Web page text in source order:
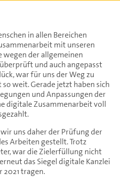
in allen Bereichen
mit unseren
wegen der allgemeinen
und auch angepasst
war für uns der Weg zu
weit. Gerade jetzt haben sich
und Anpassungen der
digitale Zusammenarbeit voll
uns daher der Prüfung der
Arbeiten gestellt. Trotz
war die Zielerfüllung nicht
das Siegel digitale Kanzlei
2021 tragen.